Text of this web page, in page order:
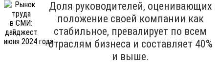
Доля руководителей, оценивающих
положение своей компании как
стабильное, превалирует по всем
отраслям бизнеса и составляет 40%
и выше.